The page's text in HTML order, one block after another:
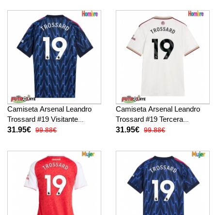
pantalones cortos)
Camiseta Arsenal Leandro
Trossard #19 Visitante
Equipación 2025-26 manga
31.95€ 99.88€
Camiseta Arsenal Leandro
Trossard #19 Tercera
Equipación 2025-26 manga
31.95€ 99.88€